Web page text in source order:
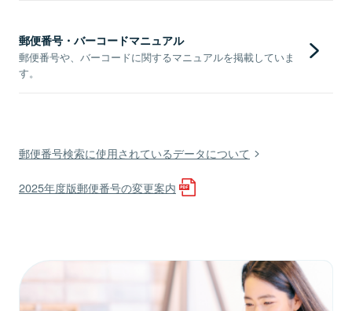
郵便番号・バーコードマニュアル
郵便番号や、バーコードに関するマニュアルを掲載していま
す。
郵便番号検索に使用されているデータについて
2025年度版郵便番号の変更案内